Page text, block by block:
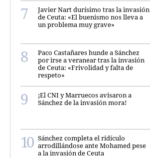
Javier Nart durísimo tras la invasión
de Ceuta: «El buenismo nos lleva a
un problema muy grave»
Paco Castañares hunde a Sánchez
por irse a veranear tras la invasión
de Ceuta: «Frivolidad y falta de
respeto»
¡El CNI y Marruecos avisaron a
Sánchez de la invasión mora!
Sánchez completa el ridículo
arrodillándose ante Mohamed pese
a la invasión de Ceuta